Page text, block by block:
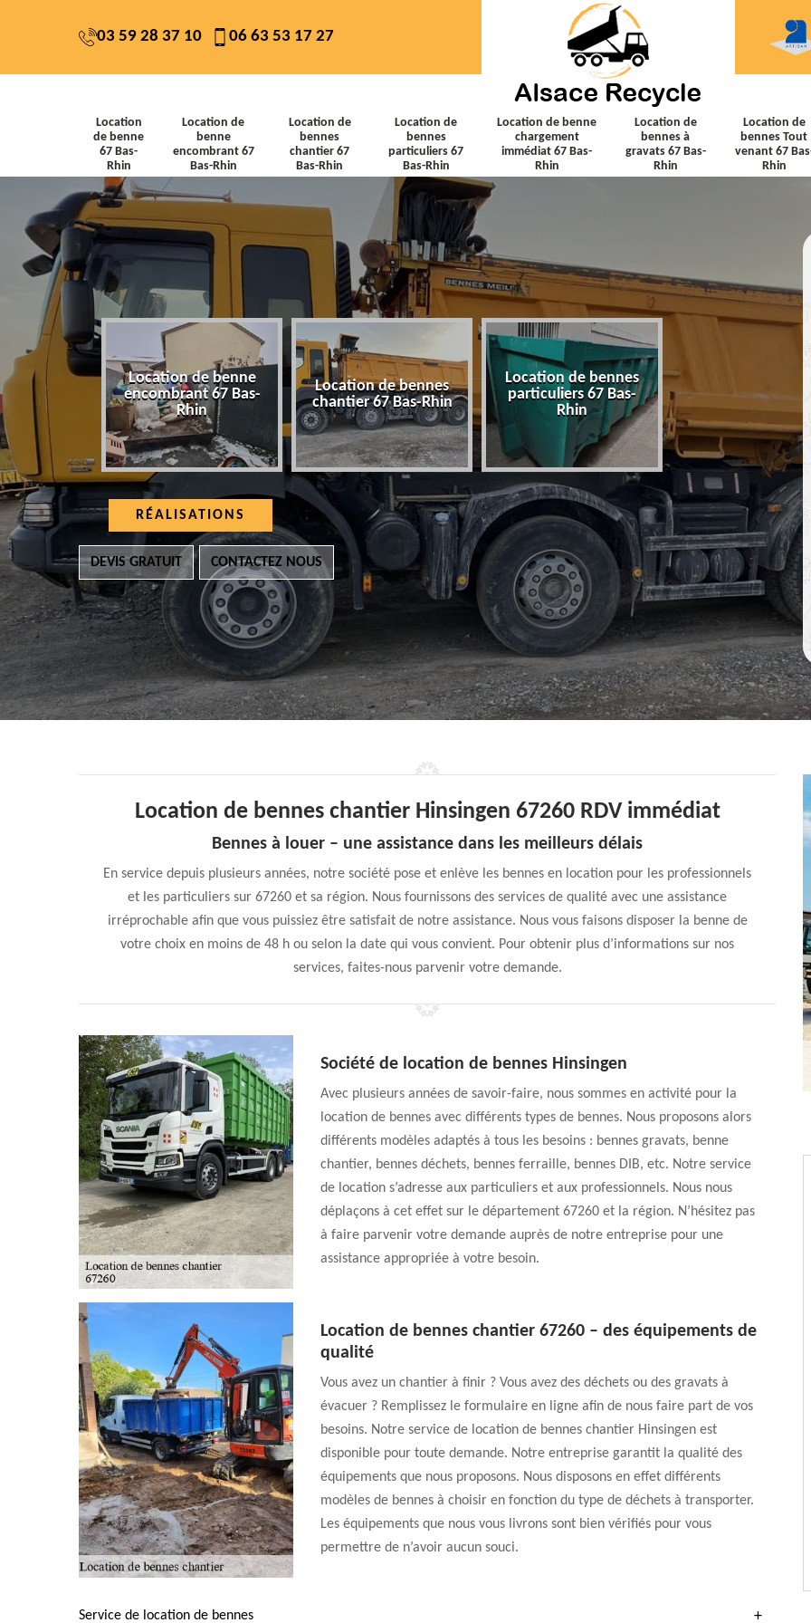
03 59 28 37 10 06 63 53 17 27
Location
de benne
67 Bas-
Rhin
Location de
benne
encombrant 67
Bas-Rhin
Location de
bennes
chantier 67
Bas-Rhin
Location de
bennes
particuliers 67
Bas-Rhin
Location de benne
chargement
immédiat 67 Bas-
Rhin
Location de
bennes à
gravats 67 Bas-
Rhin
Location de
bennes Tout
venant 67
Rhin
benne 67
Location de benne
encombrant 67 Bas-
Rhin
Location de bennes
chantier 67 Bas-Rhin
Location de bennes
particuliers 67 Bas-
Rhin
chargement
67 Bas-Rhin
RÉALISATIONS
DEVIS GRATUIT CONTACTEZ NOUS
Location de bennes chantier Hinsingen 67260 RDV immédiat
Bennes à louer – une assistance dans les meilleurs délais
En service depuis plusieurs années, notre société pose et enlève les bennes en location pour les professionnels
et les particuliers sur 67260 et sa région. Nous fournissons des services de qualité avec une assistance
irréprochable afin que vous puissiez être satisfait de notre assistance. Nous vous faisons disposer la benne de
votre choix en moins de 48 h ou selon la date qui vous convient. Pour obtenir plus d’informations sur nos
services, faites-nous parvenir votre demande.
Société de location de bennes Hinsingen
Avec plusieurs années de savoir-faire, nous sommes en activité pour la
location de bennes avec différents types de bennes. Nous proposons alors
différents modèles adaptés à tous les besoins : bennes gravats, benne
chantier, bennes déchets, bennes ferraille, bennes DIB, etc. Notre service
de location s’adresse aux particuliers et aux professionnels. Nous nous
déplaçons à cet effet sur le département 67260 et la région. N’hésitez pas
à faire parvenir votre demande auprès de notre entreprise pour une
assistance appropriée à votre besoin.
Location de bennes chantier 67260 – des équipements de
qualité
Vous avez un chantier à finir ? Vous avez des déchets ou des gravats à
évacuer ? Remplissez le formulaire en ligne afin de nous faire part de vos
besoins. Notre service de location de bennes chantier Hinsingen est
disponible pour toute demande. Notre entreprise garantit la qualité des
équipements que nous proposons. Nous disposons en effet différents
modèles de bennes à choisir en fonction du type de déchets à transporter.
Les équipements que nous vous livrons sont bien vérifiés pour vous
permettre de n’avoir aucun souci.
Service de location de bennes